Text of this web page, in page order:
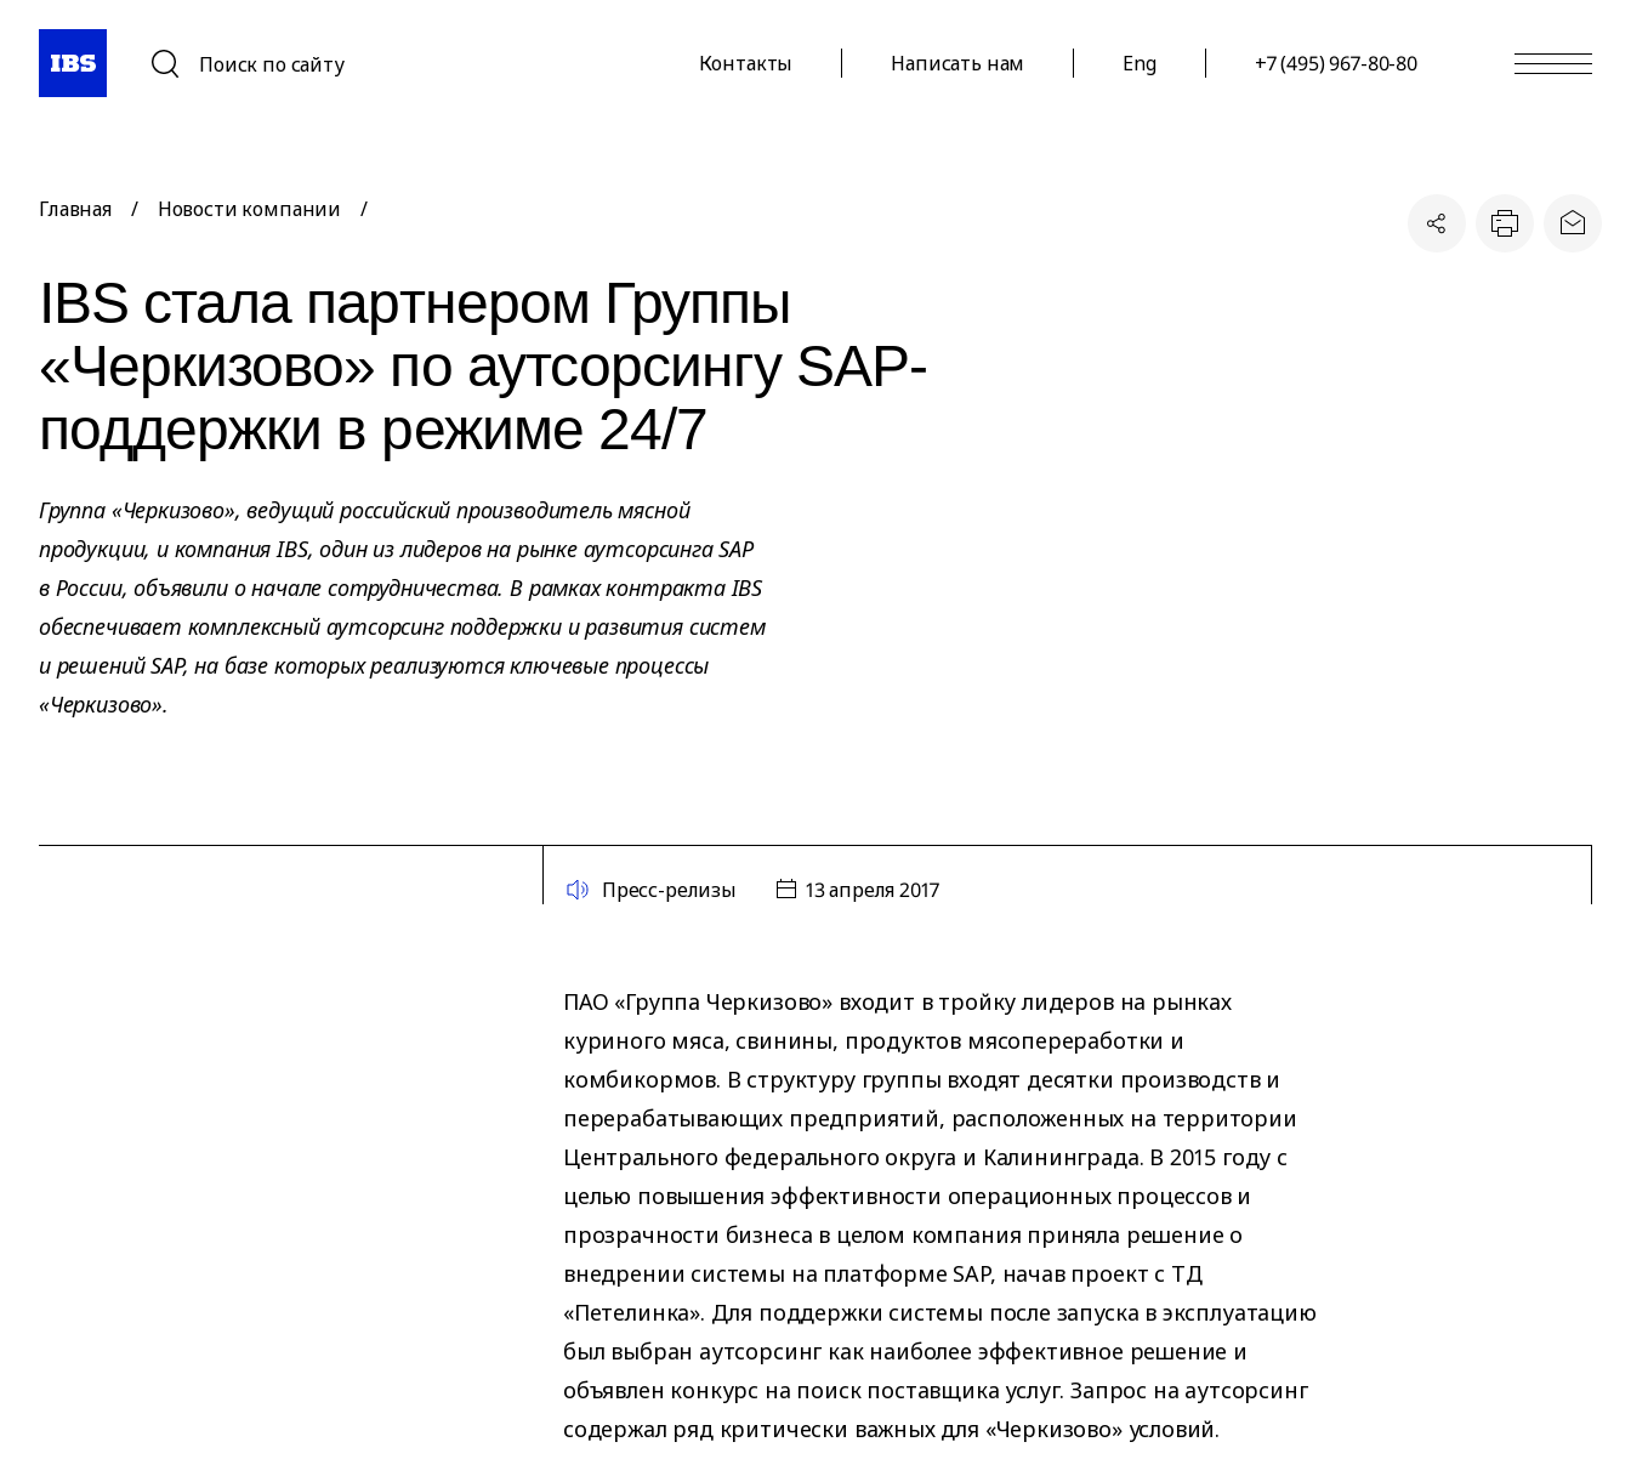
Поиск по сайту Контакты Написать нам Eng +7 (495) 967-80-80
Главная / Новости компании /
IBS стала партнером Группы
«Черкизово» по аутсорсингу SAP-
поддержки в режиме 24/7
Группа «Черкизово», ведущий российский производитель мясной
продукции, и компания IBS, один из лидеров на рынке аутсорсинга SAP
в России, объявили о начале сотрудничества. В рамках контракта IBS
обеспечивает комплексный аутсорсинг поддержки и развития систем
и решений SAP, на базе которых реализуются ключевые процессы
«Черкизово».
Пресс-релизы 13 апреля 2017
ПАО «Группа Черкизово» входит в тройку лидеров на рынках
куриного мяса, свинины, продуктов мясопереработки и
комбикормов. В структуру группы входят десятки производств и
перерабатывающих предприятий, расположенных на территории
Центрального федерального округа и Калининграда. В 2015 году с
целью повышения эффективности операционных процессов и
прозрачности бизнеса в целом компания приняла решение о
внедрении системы на платформе SAP, начав проект с ТД
«Петелинка». Для поддержки системы после запуска в эксплуатацию
был выбран аутсорсинг как наиболее эффективное решение и
объявлен конкурс на поиск поставщика услуг. Запрос на аутсорсинг
содержал ряд критически важных для «Черкизово» условий.